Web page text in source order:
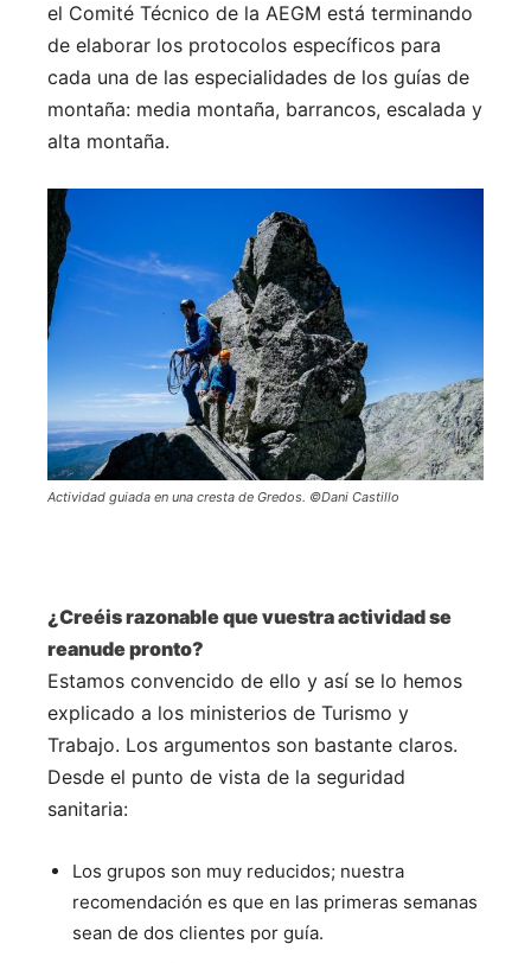
el Comité Técnico de la AEGM está terminando
de elaborar los protocolos específicos para
cada una de las especialidades de los guías de
montaña: media montaña, barrancos, escalada y
alta montaña.
Actividad guiada en una cresta de Gredos. ©Dani Castillo
¿Creéis razonable que vuestra actividad se
reanude pronto?
Estamos convencido de ello y así se lo hemos
explicado a los ministerios de Turismo y
Trabajo. Los argumentos son bastante claros.
Desde el punto de vista de la seguridad
sanitaria:
Los grupos son muy reducidos; nuestra
recomendación es que en las primeras semanas
sean de dos clientes por guía.